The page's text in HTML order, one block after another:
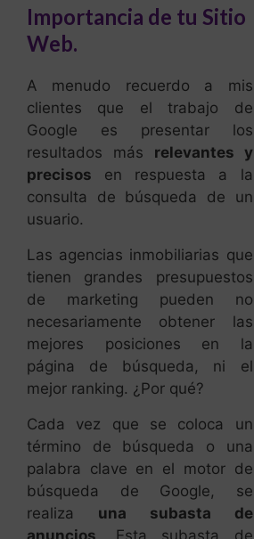
clientes que el trabajo de
Google es presentar los
resultados más
precisos
en respuesta a la
consulta de búsqueda de un
usuario.
Las agencias inmobiliarias que
tienen grandes presupuestos
de marketing pueden no
necesariamente obtener las
mejores posiciones en la
página de búsqueda, ni el
mejor ranking. ¿Por qué?
Cada vez que se coloca un
término de búsqueda o una
palabra clave en el motor de
búsqueda de Google, se
realiza
una subasta de
anuncios
. Esta subasta de
anuncios determina el orden
en que se organizarán los
anuncios más relevantes en la
página de resultados de